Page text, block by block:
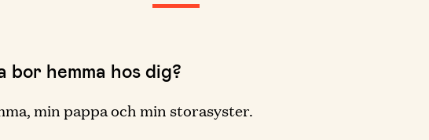
bor hemma hos dig?
min pappa och min storasyster.